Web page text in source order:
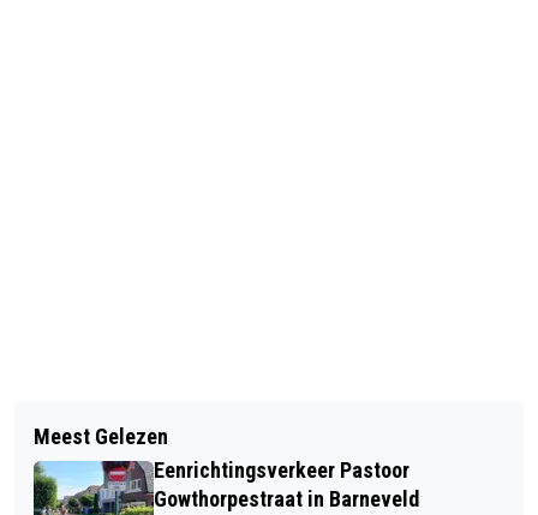
BRANDWEERMAN BLUST BRANDENDE
SCHUTTING VAN BUREN IN
BARNEVELD
VOORRONDE ONK POKER OP 13
OKTOBER 2024 IN BARNEVELD
Meest Gelezen
Eenrichtingsverkeer Pastoor
Gowthorpestraat in Barneveld